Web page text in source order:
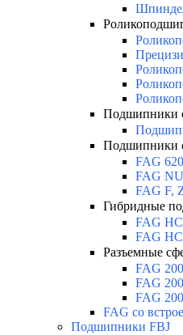
Подшипники
Подшипники
FAG
FAG
FAG F,
Гибридные
FAG
FAG
Разъемные
FAG
FAG
FAG
FAG со
Подшипники FBJ